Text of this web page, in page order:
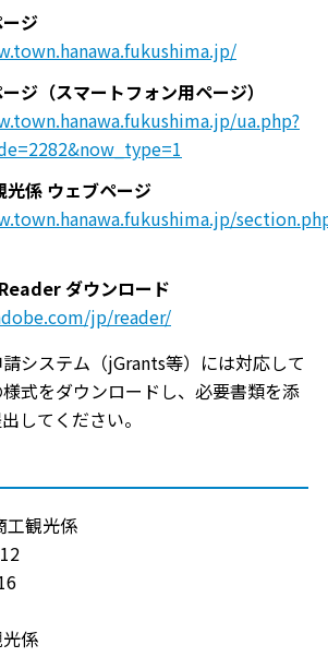
ジ
ジ（スマートフォン用ページ）
ua.php?
光係 ウェブページ
ダウンロード
jp/reader/
システム（jGrants等）には対応して
式をダウンロードし、必要書類を添
してください。
工観光係
係